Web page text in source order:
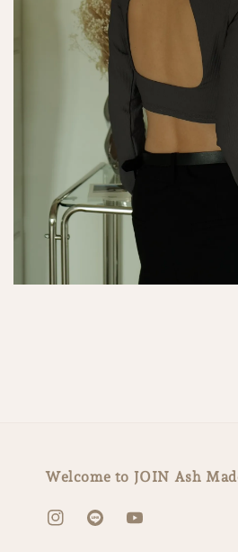
Welcome to JOIN Ash